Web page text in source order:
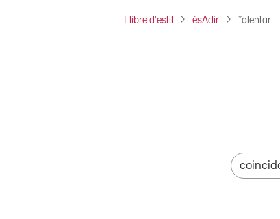
Llibre d'estil ésAdir *alentar